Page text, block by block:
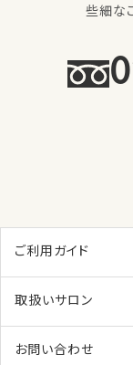
些細な
ご利用ガイド
取扱いサロン
お問い合わせ